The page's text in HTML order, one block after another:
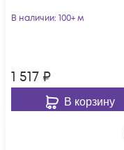
В наличии: 100+ м
1 517 ₽
В корзину